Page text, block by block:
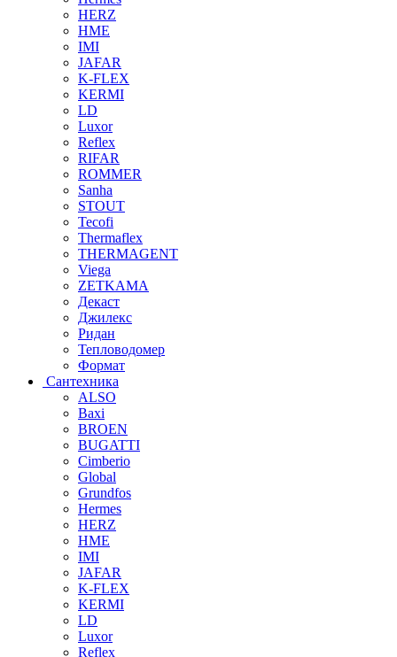
HERZ
HME
IMI
JAFAR
K-FLEX
KERMI
LD
Luxor
Reflex
RIFAR
ROMMER
Sanha
STOUT
Tecofi
Thermaflex
THERMAGENT
Viega
ZETKAMA
Декаст
Джилекс
Ридан
Тепловодомер
Формат
Сантехника
ALSO
Baxi
BROEN
BUGATTI
Cimberio
Global
Grundfos
Hermes
HERZ
HME
IMI
JAFAR
K-FLEX
KERMI
LD
Luxor
Reflex